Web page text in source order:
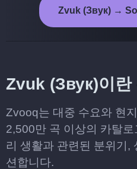
Zvuk (Звук) →
Zvuk (Звук)이란
Zvooq는 대중 수요와 현
2,500만 곡 이상의 카탈
리 생활과 관련된 분위기,
션합니다.